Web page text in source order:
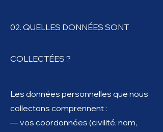
02. QUELLES DONNÉES SONT
COLLECTÉES ?
Les données personnelles que nous
collectons comprennent :
— vos coordonnées (civilité, nom,